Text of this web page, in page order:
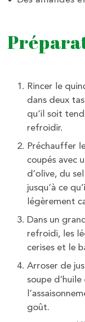
Rincer le
dans deux
qu’il soit
refroidir.
Préchauffer
coupés avec
d’olive, du
jusqu’à ce
légèrement
Dans un
refroidi, les
cerises et le
Arroser de
soupe
goût.